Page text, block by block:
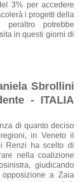
3% per accedere
i progetti della
potrebbe
in questi giorni di
Sbrollini
- ITALIA
di quanto deciso
in Veneto il
Renzi ha scelto di
nella coalizione
giudicando
opposizione a Zaia